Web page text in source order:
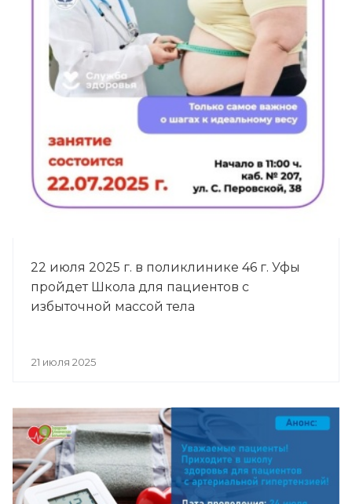
22 июля 2025 г. в поликлинике 46 г. Уфы
пройдет Школа для пациентов с
избыточной массой тела
21 июля 2025